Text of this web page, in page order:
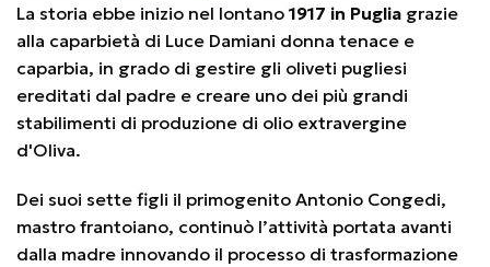
La storia ebbe inizio nel lontano 1917 in Puglia grazie
alla caparbietà di Luce Damiani donna tenace e
caparbia, in grado di gestire gli oliveti pugliesi
ereditati dal padre e creare uno dei più grandi
stabilimenti di produzione di olio extravergine
d'Oliva.
Dei suoi sette figli il primogenito Antonio Congedi,
mastro frantoiano, continuò l’attività portata avanti
dalla madre innovando il processo di trasformazione